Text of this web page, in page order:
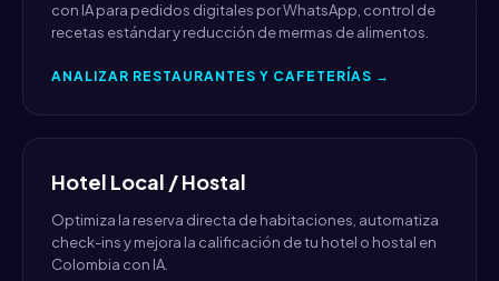
con IA para pedidos digitales por WhatsApp, control de
recetas estándar y reducción de mermas de alimentos.
ANALIZAR RESTAURANTES Y CAFETERÍAS →
Hotel Local / Hostal
Optimiza la reserva directa de habitaciones, automatiza
check-ins y mejora la calificación de tu hotel o hostal en
Colombia con IA.